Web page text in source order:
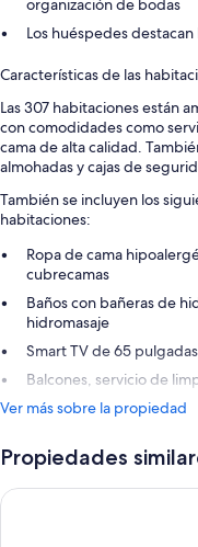
organización de bodas
Los huéspedes
Características de las
Las 307 habitaciones están
con comodidades como
cama de alta calidad.
almohadas y cajas de
También se incluyen los
habitaciones:
Ropa de cama
cubrecamas
Baños con bañeras de
hidromasaje
Smart TV de 65
Balcones, servicio de
Ver más sobre la propiedad
Propiedades
Hard Rock Hotel Los